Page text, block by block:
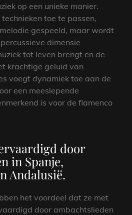
op een unieke manier.
toe te passen,
gespeeld, maar wordt
dimensie
tot leven brengt en de
krachtige geluid van
voegt dynamiek toe aan de
een meeslepende
is voor de flamenco
door
in Spanje,
Andalusië.
het voordeel dat ze met
door ambachtslieden